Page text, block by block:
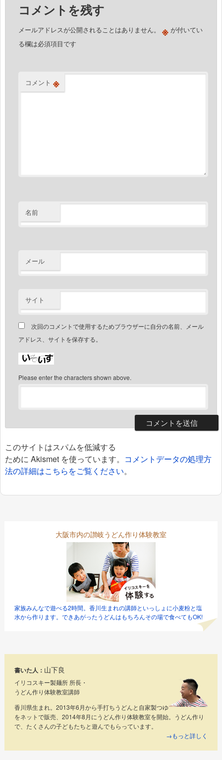
コメントを残す
メールアドレスが公開されることはありません。 ※が付いてい
る欄は必須項目です
コメント ※
名前
メール
サイト
次回のコメントで使用するためブラウザーに自分の名前、メール
アドレス、サイトを保存する。
Please enter the characters shown above.
このサイトはスパムを低減する
ために Akismet を使っています。 コメントデータの処理方
法の詳細はこちらをご覧ください。
大阪市内の讃岐うどん作り体験教室
家族みんなで遊べる2時間。香川生まれの講師といっしょに小麦粉と塩
水から作ります。できあがったうどんはもちろんその場で食べてもOK!
書いた人： 山下良
イリコスキー製麺所 所長・
うどん作り体験教室講師
香川県生まれ。2013年6月から手打ちうどんと自家製つゆ
をネットで販売、2014年8月にうどん作り体験教室を開始。うどん作り
で、たくさんの子どもたちと遊んでもらっています。
→もっと詳しく